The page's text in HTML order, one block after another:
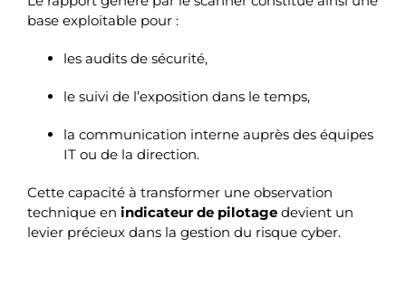
base exploitable pour :
les audits de sécurité,
le suivi de l’exposition dans le temps,
la communication interne auprès des équipes
IT ou de la direction.
Cette capacité à transformer une observation
technique en indicateur de pilotagedevient un
levier précieux dans la gestion du risque cyber.